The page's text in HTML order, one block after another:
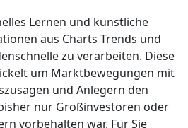
Lernen und künstliche
aus Charts Trends und
zu verarbeiten. Diese
um Marktbewegungen mit
und Anlegern den
nur Großinvestoren oder
vorbehalten war. Für Sie